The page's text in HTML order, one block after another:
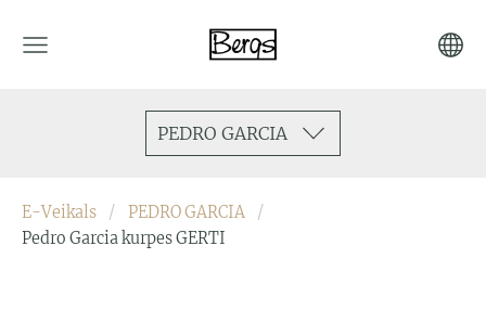
PEDRO GARCIA
E-Veikals
PEDRO GARCIA
Pedro Garcia kurpes GERTI